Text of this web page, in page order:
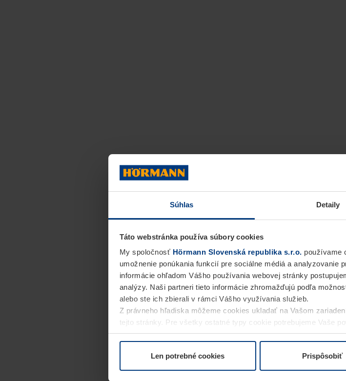
Súhlas Detaily
Táto webstránka používa súbory cookies
My spoločnosť Hörmann Slovenská republika s.r.o. používame
umožnenie ponúkania funkcií pre sociálne médiá a analyzovanie
informácie ohľadom Vášho používania webovej stránky
analýzy. Naši partneri tieto informácie zhromažďujú podľa
alebo ste ich zbierali v rámci Vášho využívania služieb.
Z právneho hľadiska môžeme cookies ukladať na Vašom
tejto stránky. Pre všetky ostatné typy cookie potrebujeme Vaše
alebo odvolať vo vysvetlení cookie na stránkeVyhlásenie o
Len potrebné cookies Prispôsobiť